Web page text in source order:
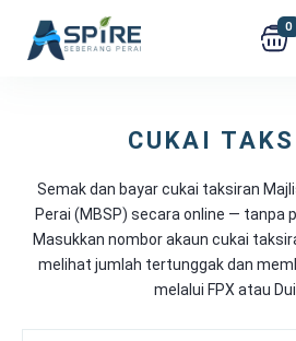
0
Bayar CukaiCUKAI
Semak dan bayar cukai taksiran
Perai (MBSP) secara online — tanpa
Masukkan nombor akaun cukai
melihat jumlah tertunggak dan
melalui FPX atau